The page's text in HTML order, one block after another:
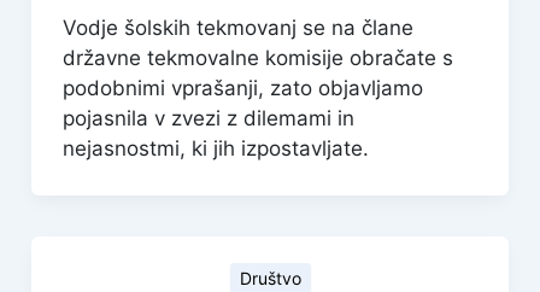
Vodje šolskih tekmovanj se na člane
državne tekmovalne komisije obračate s
podobnimi vprašanji, zato objavljamo
pojasnila v zvezi z dilemami in
nejasnostmi, ki jih izpostavljate.
Društvo